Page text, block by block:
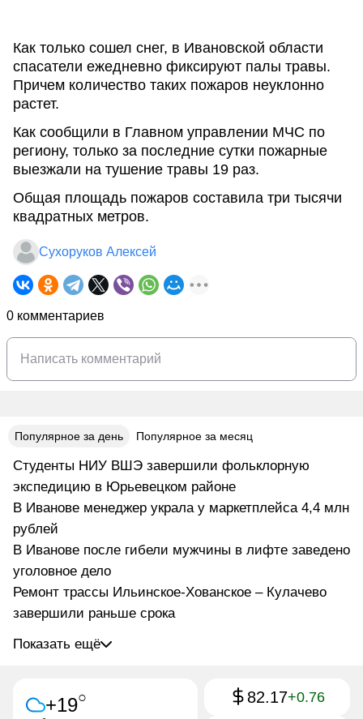
Как только сошел снег, в Ивановской области
спасатели ежедневно фиксируют палы травы.
Причем количество таких пожаров неуклонно
растет.
Как сообщили в Главном управлении МЧС по
региону, только за последние сутки пожарные
выезжали на тушение травы 19 раз.
Общая площадь пожаров составила три тысячи
квадратных метров.
Сухоруков Алексей
0 комментариев
Популярное за день Популярное за месяц
Студенты НИУ ВШЭ завершили фольклорную
экспедицию в Юрьевецком районе
В Иванове менеджер украла у маркетплейса 4,4 млн
рублей
В Иванове после гибели мужчины в лифте заведено
уголовное дело
Ремонт трассы Ильинское-Хованское – Кулачево
завершили раньше срока
Показать ещё
+19○ 82.17+0.76